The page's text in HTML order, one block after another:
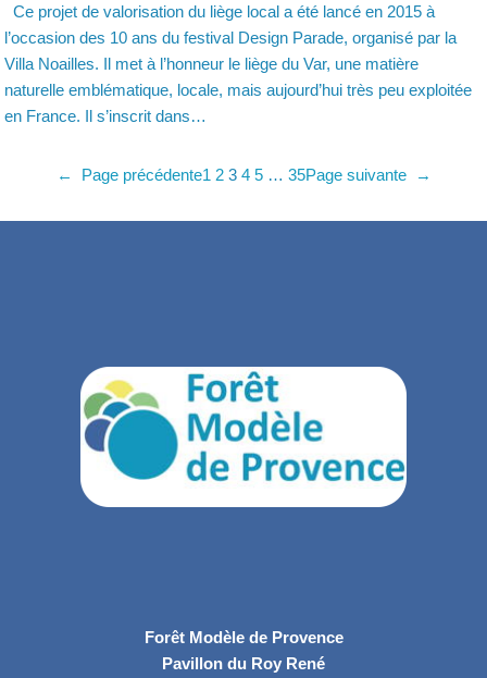
Ce projet de valorisation du liège local a été lancé en 2015 à
l’occasion des 10 ans du festival Design Parade, organisé par la
Villa Noailles. Il met à l’honneur le liège du Var, une matière
naturelle emblématique, locale, mais aujourd’hui très peu exploitée
en France. Il s’inscrit dans…
← Page précédente1 2 3 4 5 … 35Page suivante →
Forêt Modèle de Provence
Pavillon du Roy René